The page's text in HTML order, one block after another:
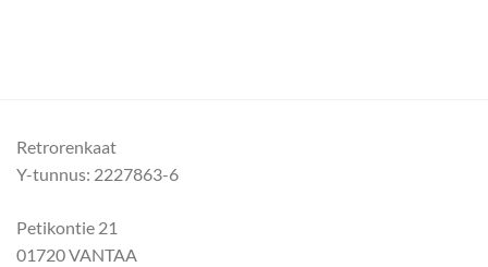
Retrorenkaat
Y-tunnus: 2227863-6
Petikontie 21
01720 VANTAA